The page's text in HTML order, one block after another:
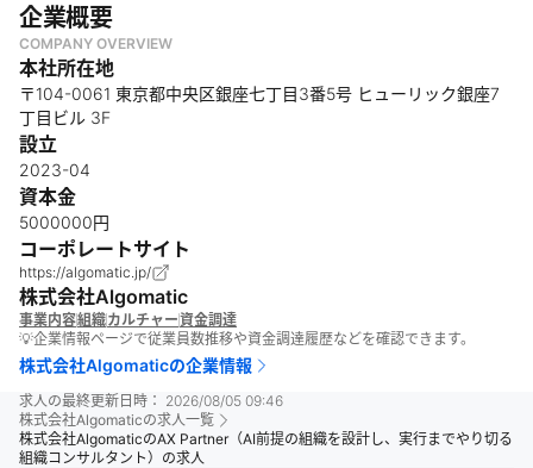
企業概要
COMPANY OVERVIEW
本社所在地
〒104-0061 東京都中央区銀座七丁目3番5号 ヒューリック銀座7
丁目ビル 3F
設立
2023-04
資本金
5000000円
コーポレートサイト
https://algomatic.jp/
株式会社Algomatic
事業内容組織カルチャー資金調達
💡企業情報ページで従業員数推移や資金調達履歴などを確認できます。
株式会社Algomaticの企業情報
求人の最終更新日時： 2026/08/05 09:46
株式会社Algomaticの求人一覧
株式会社AlgomaticのAX Partner（AI前提の組織を設計し、実行までやり切る
組織コンサルタント）の求人